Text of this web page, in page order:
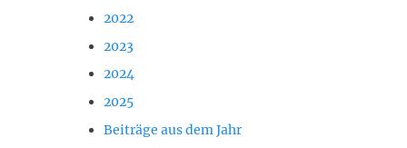
2022
2023
2024
2025
Beiträge aus dem Jahr